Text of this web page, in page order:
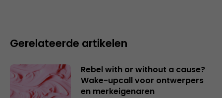
Gerelateerde artikelen
Rebel with or without a cause?
Wake-upcall voor ontwerpers
en merkeigenaren